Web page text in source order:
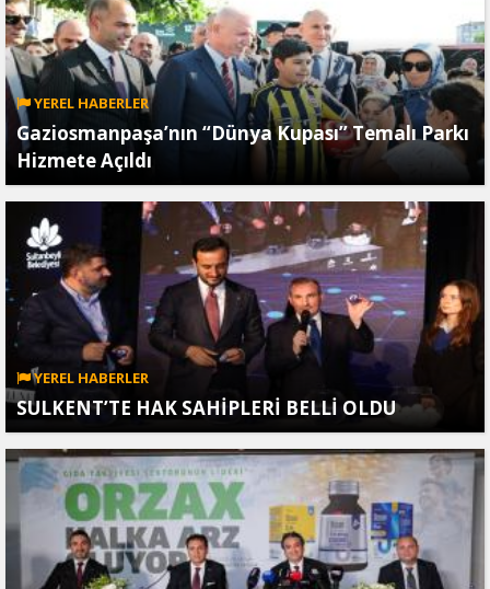
YEREL HABERLER
Gaziosmanpaşa’nın “Dünya Kupası” Temalı Parkı
Hizmete Açıldı
YEREL HABERLER
SULKENT’TE HAK SAHİPLERİ BELLİ OLDU